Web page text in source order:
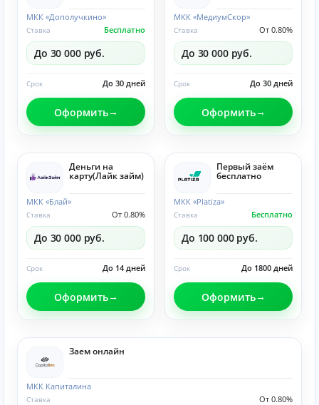
МКК «Дополучкино»
Бесплатно
Ставка
До 30 000 руб.
До 30 дней
Срок
Оформить
МКК «МедиумСкор»
От 0.80%
Ставка
До 30 000 руб.
До 30 дней
Срок
Оформить
Деньги на
карту(Лайк займ)
МКК «Блай»
От 0.80%
Ставка
До 30 000 руб.
До 14 дней
Срок
Оформить
Первый заём
бесплатно
МКК «Platiza»
Бесплатно
Ставка
До 100 000 руб.
До 1800 дней
Срок
Оформить
Заем онлайн
МКК Капиталина
От 0.80%
Ставка